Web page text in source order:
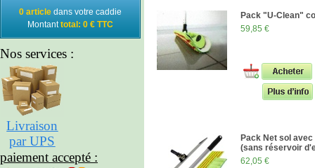
0 article dans votre caddie
Montanttotal: 0 € TTC
Nos services :
Livraison
par UPS
paiement accepté :
Pack "U-Clean"
59,85 €
Pack Net sol
(sans réservoir
62,05 €